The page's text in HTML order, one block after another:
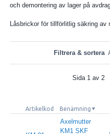
och demontering av lager på
Låsbrickor för tillförlitlig säkring av
Filtrera & sortera
Sida 1 av 2
Artikelkod Benämning
Axelmutter
KM1 SKF